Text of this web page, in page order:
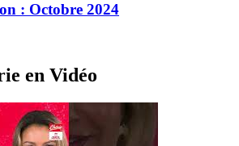
: Octobre 2024
en Vidéo